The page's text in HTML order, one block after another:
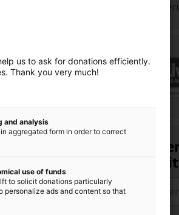
Die
einen
Zum
Ja, ich
us to ask for donations efficiently.
Thank you very much!
and analysis
aggregated form in order to correct
use of funds
to solicit donations particularly
personalize ads and content so that